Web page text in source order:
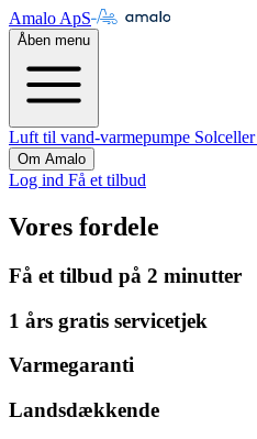
Amalo ApS
Åben menu
Luft til vand-varmepumpe Solceller
Om Amalo
Log ind Få et tilbud
Vores fordele
Få et tilbud på 2 minutter
1 års gratis servicetjek
Varmegaranti
Landsdækkende